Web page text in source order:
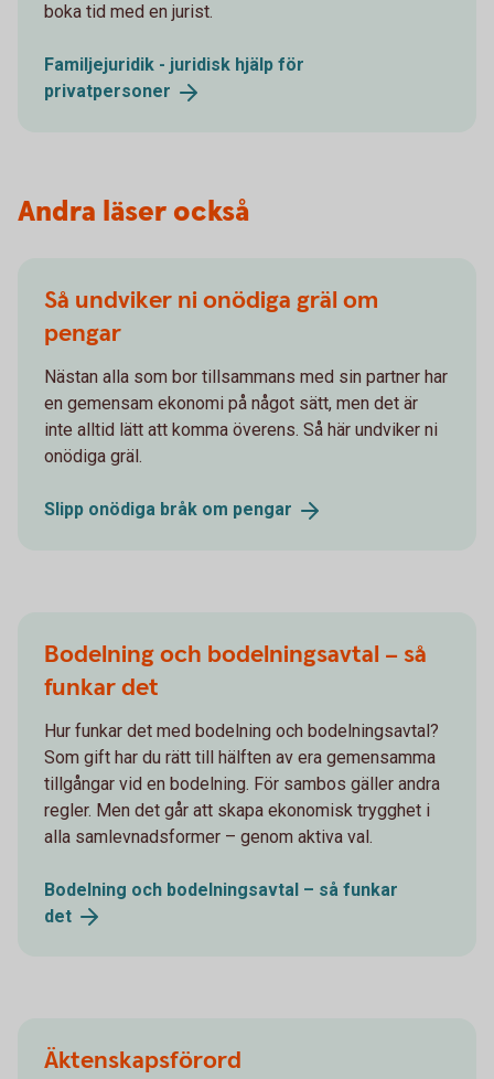
boka tid med en jurist.
Familjejuridik - juridisk hjälp för
privatpersoner
Andra läser också
Så undviker ni onödiga gräl om
pengar
Nästan alla som bor tillsammans med sin partner har
en gemensam ekonomi på något sätt, men det är
inte alltid lätt att komma överens. Så här undviker ni
onödiga gräl.
Slipp onödiga bråk om pengar
Bodelning och bodelningsavtal – så
funkar det
Hur funkar det med bodelning och bodelningsavtal?
Som gift har du rätt till hälften av era gemensamma
tillgångar vid en bodelning. För sambos gäller andra
regler. Men det går att skapa ekonomisk trygghet i
alla samlevnadsformer – genom aktiva val.
Bodelning och bodelningsavtal – så funkar
det
Äktenskapsförord